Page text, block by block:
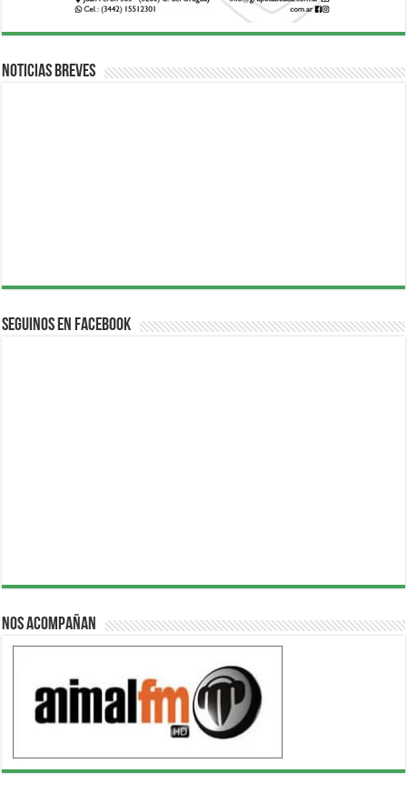
Noticias breves
Seguinos en Facebook
Nos acompañan